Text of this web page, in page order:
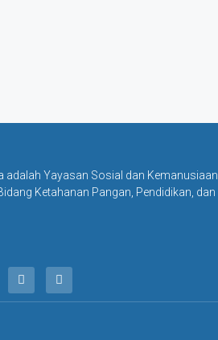
adalah Yayasan Sosial dan Kemanusiaan
Ketahanan Pangan, Pendidikan, dan